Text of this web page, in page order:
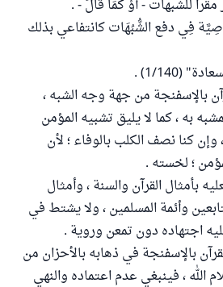
للشبهات - أوْ كَمَا قَالَ - .
فِي دفع الشُّبُهَات كانتفاعي بذلك
(1/140) .
بالإسفنجة من جهة وجه الشبه ،
به ، كما لا يليق تشبيه المؤمن
وإن كنا نصف الكلب بالوفاء ؛ لأن
؛ لخسته .
بأمثال القرآن والسنة ، وأمثال
وأئمة المسلمين ، ولا يشتط في
اجتهاده دون تمعن وروية .
بالإسفنجة في ذهابه بالأحزان من
الله ، فينبغي عدم اعتماده والنهي